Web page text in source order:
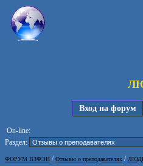
Вход на форум
On-line:
Раздел:
ФОРУМ ВЗФЭИ /Отзывы о преподавателях /